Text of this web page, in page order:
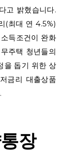
고 밝혔습니다.
(최대 연 4.5%)
득조건이 완화
주택 청년들의
을 돕기 위한 상
금리 대출상품
장